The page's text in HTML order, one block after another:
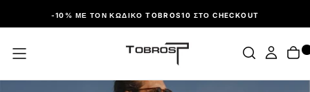
ΠΑΡΆΛΕΙΨΗ-10% ΜΕ ΤΟΝ ΚΩΔΙΚΌ TOBROS10 ΣΤΟ CHECKOUT